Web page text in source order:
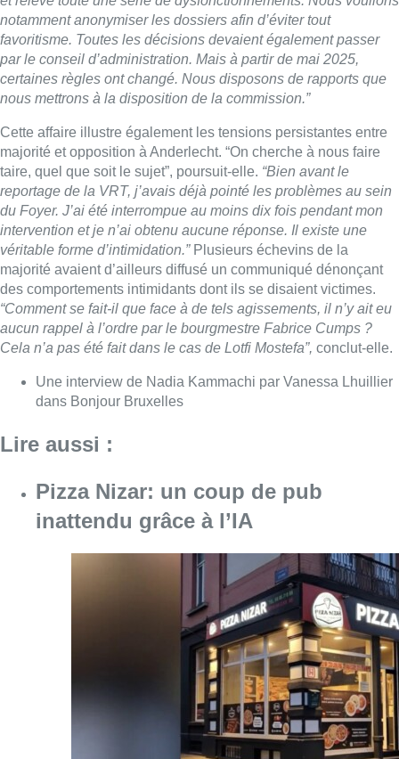
véritable forme d’intimidation.”
Plusieurs échevins de la
majorité avaient d’ailleurs diffusé un communiqué dénonçant
des comportements intimidants dont ils se disaient victimes.
“Comment se fait-il que face à de tels agissements, il n’y ait eu
aucun rappel à l’ordre par le bourgmestre Fabrice Cumps ?
Cela n’a pas été fait dans le cas de Lotfi Mostefa”,
Une interview de Nadia Kammachi par Vanessa Lhuillier
dans Bonjour Bruxelles
Lire aussi :
Pizza Nizar: un coup de pub
inattendu grâce à l’IA
Consulter l'article "Pizza Nizar: un coup de
Foire du Midi: les visiteurs au
rendez-vous grâce à la météo